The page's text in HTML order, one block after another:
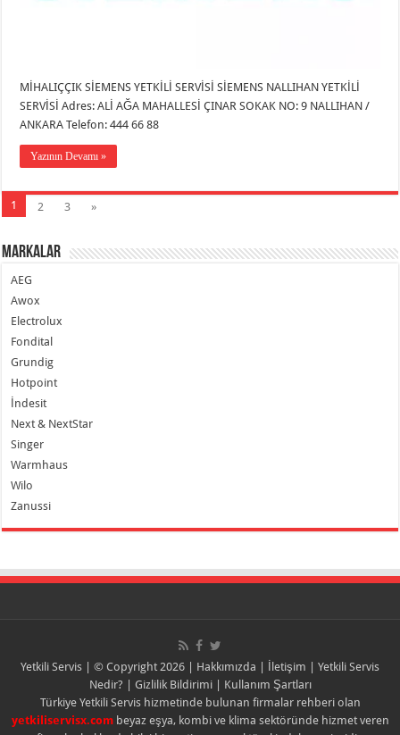
MİHALIÇÇIK SİEMENS YETKİLİ SERVİSİ SİEMENS NALLIHAN YETKİLİ
SERVİSİ Adres: ALİ AĞA MAHALLESİ ÇINAR SOKAK NO: 9 NALLIHAN /
ANKARA Telefon: 444 66 88
Yazının Devamı »
1 2 3 »
Markalar
AEG
Awox
Electrolux
Fondital
Grundig
Hotpoint
İndesit
Next & NextStar
Singer
Warmhaus
Wilo
Zanussi
Yetkili Servis | © Copyright 2026 | Hakkımızda | İletişim | Yetkili Servis
Nedir? | Gizlilik Bildirimi| Kullanım Şartları
Türkiye Yetkili Servis hizmetinde bulunan firmalar rehberi olan
yetkiliservisx.combeyaz eşya, kombi ve klima sektöründe hizmet veren